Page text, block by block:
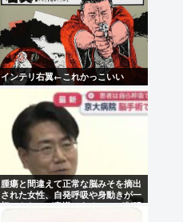
インテリ右翼←これかっこいい
腫瘍と間違えて正常な脳みそを摘出
された女性、自発呼吸や身動きが一
切できないが意識はあることが判明